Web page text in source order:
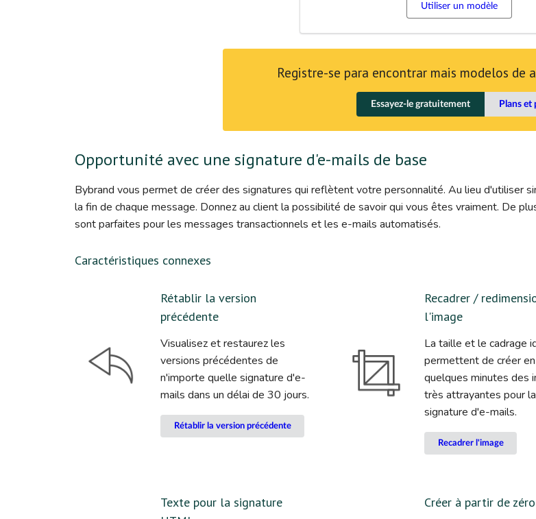
Utiliser un modèle
Registre-se para encontrar mais modelos de
Essayez-le gratuitement Plans et
Opportunité avec une signature d'e-mails de base
Bybrand vous permet de créer des signatures qui reflètent votre personnalité. Au lieu d'utiliser
la fin de chaque message. Donnez au client la possibilité de savoir qui vous êtes vraiment. De
sont parfaites pour les messages transactionnels et les e-mails automatisés.
Caractéristiques connexes
Rétablir la version
précédente
Visualisez et restaurez les
versions précédentes de
n'importe quelle signature d'e-
mails dans un délai de 30 jours.
Rétablir la version précédente
Recadrer /
l'image
La taille et le cadrage
permettent de créer en
quelques minutes des
très attrayantes pour la
signature d'e-mails.
Recadrer l'image
Texte pour la signature
Créer à partir de zéro